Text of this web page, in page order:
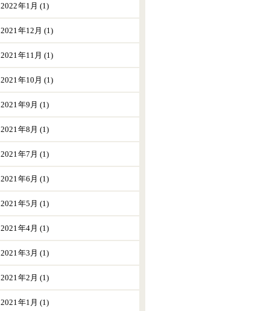
2022年1月 (1)
2021年12月 (1)
2021年11月 (1)
2021年10月 (1)
2021年9月 (1)
2021年8月 (1)
2021年7月 (1)
2021年6月 (1)
2021年5月 (1)
2021年4月 (1)
2021年3月 (1)
2021年2月 (1)
2021年1月 (1)